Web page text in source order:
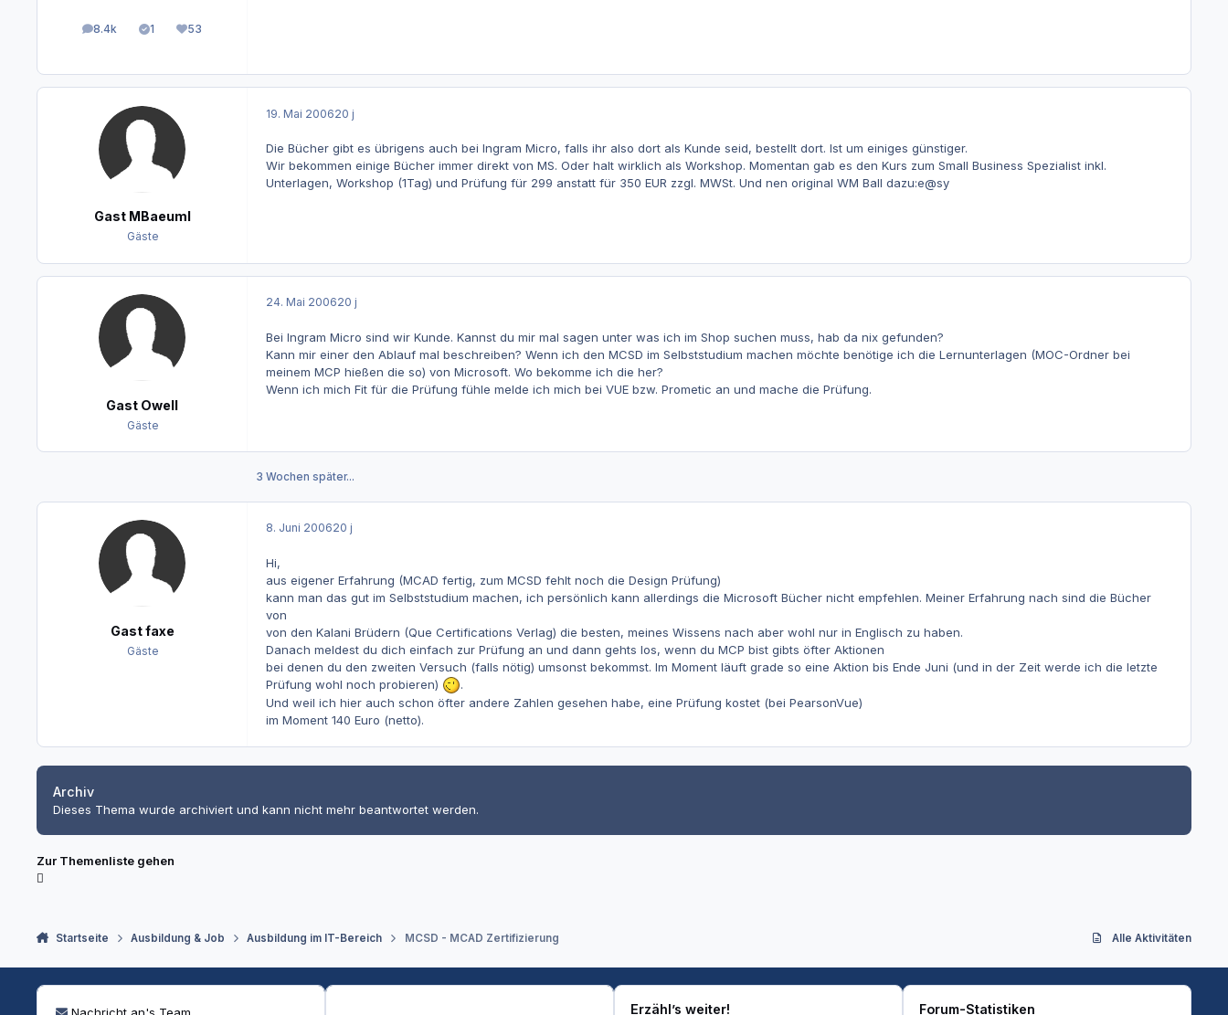
8.4k
Beiträge 1
Lösungen
53
Reputation
Gast MBaeuml
Gäste
19. Mai 200620 j
Die Bücher gibt es übrigens auch bei Ingram Micro, falls ihr also dort als Kunde seid, bestellt dort. Ist um einiges günstiger.
Wir bekommen einige Bücher immer direkt von MS. Oder halt wirklich als Workshop. Momentan gab es den Kurs zum Small Business Spezialist inkl.
Unterlagen, Workshop (1Tag) und Prüfung für 299 anstatt für 350 EUR zzgl. MWSt. Und nen original WM Ball dazu:e@sy
Gast Owell
Gäste
24. Mai 200620 j
Bei Ingram Micro sind wir Kunde. Kannst du mir mal sagen unter was ich im Shop suchen muss, hab da nix gefunden?
Kann mir einer den Ablauf mal beschreiben? Wenn ich den MCSD im Selbststudium machen möchte benötige ich die Lernunterlagen (MOC-Ordner bei
meinem MCP hießen die so) von Microsoft. Wo bekomme ich die her?
Wenn ich mich Fit für die Prüfung fühle melde ich mich bei VUE bzw. Prometic an und mache die Prüfung.
3 Wochen später...
Gast faxe
Gäste
8. Juni 200620 j
Hi,
aus eigener Erfahrung (MCAD fertig, zum MCSD fehlt noch die Design Prüfung)
kann man das gut im Selbststudium machen, ich persönlich kann allerdings die Microsoft Bücher nicht empfehlen. Meiner Erfahrung nach sind die Bücher
von
von den Kalani Brüdern (Que Certifications Verlag) die besten, meines Wissens nach aber wohl nur in Englisch zu haben.
Danach meldest du dich einfach zur Prüfung an und dann gehts los, wenn du MCP bist gibts öfter Aktionen
bei denen du den zweiten Versuch (falls nötig) umsonst bekommst. Im Moment läuft grade so eine Aktion bis Ende Juni (und in der Zeit werde ich die letzte
Prüfung wohl noch probieren)
.
Und weil ich hier auch schon öfter andere Zahlen gesehen habe, eine Prüfung kostet (bei PearsonVue)
im Moment 140 Euro (netto).
Archiv
Dieses Thema wurde archiviert und kann nicht mehr beantwortet werden.
Zur Themenliste gehen
Startseite Ausbildung & Job Ausbildung im IT-Bereich MCSD - MCAD Zertifizierung Alle Aktivitäten
Nachricht an's Team Erzähl’s weiter! Forum-Statistiken